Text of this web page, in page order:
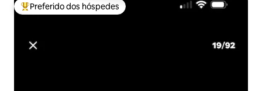
Entre os melhores preferidos dos hóspedes
Preferido dos hóspedes